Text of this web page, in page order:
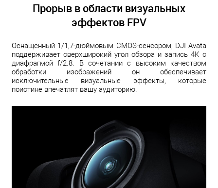
Прорыв в области визуальных
эффектов FPV
Оснащенный 1/1,7-дюймовым CMOS-сенсором, DJI Avata
поддерживает сверхширокий угол обзора и запись 4К с
диафрагмой f/2.8. В сочетании с высоким качеством
обработки изображений он обеспечивает
исключительные визуальные эффекты, которые
поистине впечатлят вашу аудиторию.